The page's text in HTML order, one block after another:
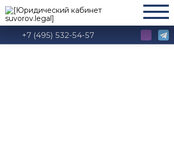
+7 (495) 532-54-57